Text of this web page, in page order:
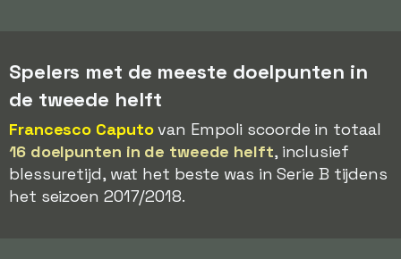
Spelers met de meeste doelpunten in
de tweede helft
Francesco Caputovan Empoli scoorde in totaal
16 doelpunten in de tweede helft, inclusief
blessuretijd, wat het beste was in Serie B tijdens
het seizoen 2017/2018.